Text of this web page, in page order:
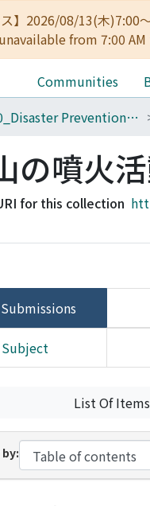
ス】2026/08/13(木
from 7:00
Communities
360_Disaster Prevention Research Institute
の噴火
for this collection
Subject
List Of